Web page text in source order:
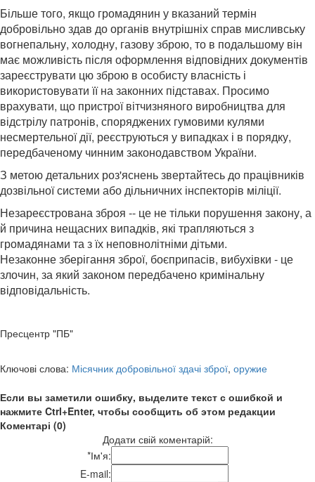
Більше того, якщо громадянин у вказаний термін
добровільно здав до органів внутрішніх справ мисливську
вогнепальну, холодну, газову зброю, то в подальшому він
має можливість після оформлення відповідних документів
зареєструвати цю зброю в особисту власність і
використовувати її на законних підставах. Просимо
врахувати, що пристрої вітчизняного виробництва для
відстрілу патронів, споряджених гумовими кулями
несмертельної дії, реєструються у випадках і в порядку,
передбаченому чинним законодавством України.
З метою детальних роз'яснень звертайтесь до працівників
дозвільної системи або дільничних інспекторів міліції.
Незареєстрована зброя -- це не тільки порушення закону, а
й причина нещасних випадків, які трапляються з
громадянами та з їх неповнолітніми дітьми.
Незаконне зберігання зброї, боєприпасів, вибухівки - це
злочин, за який законом передбачено кримінальну
відповідальність.
Пресцентр "ПБ"
Ключові слова: Місячник добровільної здачі зброї, оружие
Если вы заметили ошибку, выделите текст с ошибкой и
нажмите Ctrl+Enter, чтобы сообщить об этом редакции
Коментарі (0)
Додати свій коментарій:
*Ім'я:
E-mail: